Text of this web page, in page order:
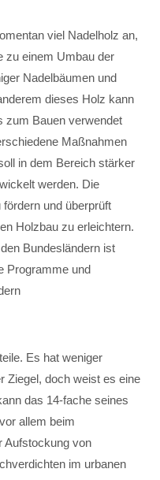
viel Nadelholz an,
zu einem Umbau der
Nadelbäumen und
dieses Holz kann
zum Bauen verwendet
Maßnahmen
in dem Bereich stärker
werden. Die
und überprüft
Holzbau zu erleichtern.
Bundesländern ist
Programme und
Es hat weniger
Ziegel, doch weist es eine
das 14-fache seines
allem beim
Aufstockung von
im urbanen